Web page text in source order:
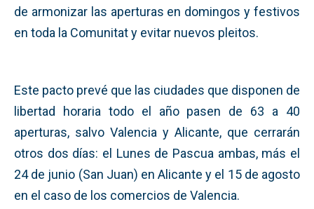
de armonizar las aperturas en domingos y festivos
en toda la Comunitat y evitar nuevos pleitos.
Este pacto prevé que las ciudades que disponen de
libertad horaria todo el año pasen de 63 a 40
aperturas, salvo Valencia y Alicante, que cerrarán
otros dos días: el Lunes de Pascua ambas, más el
24 de junio (San Juan) en Alicante y el 15 de agosto
en el caso de los comercios de Valencia.